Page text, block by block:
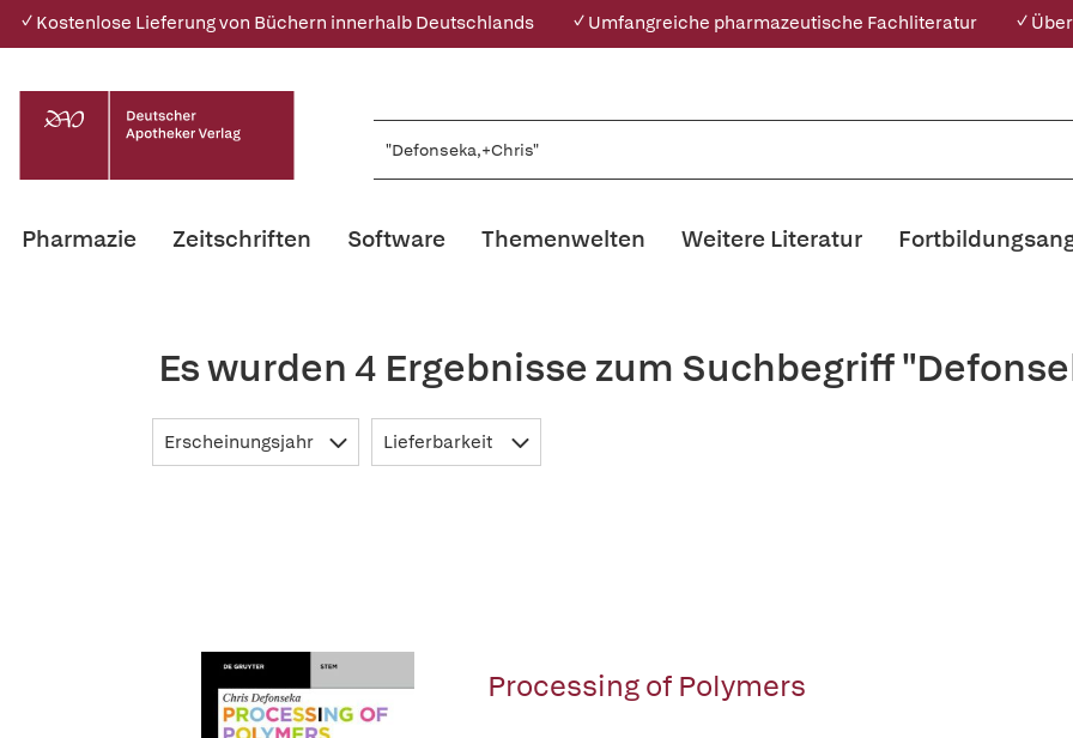
✓ Kostenlose Lieferung von Büchern innerhalb Deutschlands ✓ Umfangreiche pharmazeutische Fachliteratur ✓
Pharmazie Zeitschriften Software Themenwelten Weitere Literatur
Es wurden 4 Ergebnisse zum Suchbegriff
Erscheinungsjahr Lieferbarkeit
Processing of Polymers